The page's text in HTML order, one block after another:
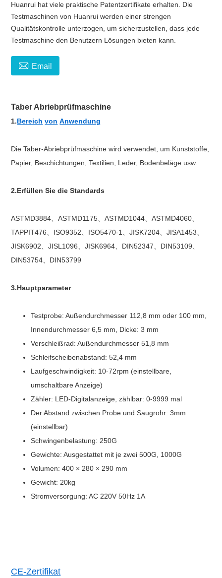
Huanrui hat viele praktische Patentzertifikate erhalten. Die
Testmaschinen von Huanrui werden einer strengen
Qualitätskontrolle unterzogen, um sicherzustellen, dass jede
Testmaschine den Benutzern Lösungen bieten kann.
 Email
Taber Abriebprüfmaschine
1.Bereich von Anwendung
Die Taber-Abriebprüfmaschine wird verwendet, um Kunststoffe,
Papier, Beschichtungen, Textilien, Leder, Bodenbeläge usw.
2.Erfüllen Sie die Standards
ASTMD3884、ASTMD1175、ASTMD1044、ASTMD4060、
TAPPIT476、ISO9352、ISO5470-1、JISK7204、JISA1453、
JISK6902、JISL1096、JISK6964、DIN52347、DIN53109、
DIN53754、DIN53799
3.Hauptparameter
Testprobe: Außendurchmesser 112,8 mm oder 100 mm,
Innendurchmesser 6,5 mm, Dicke: 3 mm
Verschleißrad: Außendurchmesser 51,8 mm
Schleifscheibenabstand: 52,4 mm
Laufgeschwindigkeit: 10-72rpm (einstellbare,
umschaltbare Anzeige)
Zähler: LED-Digitalanzeige, zählbar: 0-9999 mal
Der Abstand zwischen Probe und Saugrohr: 3mm
(einstellbar)
Schwingenbelastung: 250G
Gewichte: Ausgestattet mit je zwei 500G, 1000G
Volumen: 400 × 280 × 290 mm
Gewicht: 20kg
Stromversorgung: AC 220V 50Hz 1A
CE-Zertifikat